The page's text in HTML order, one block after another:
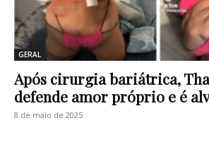
GERAL
Após cirurgia bariátrica,
defende amor próprio e é
8 de maio de 2025